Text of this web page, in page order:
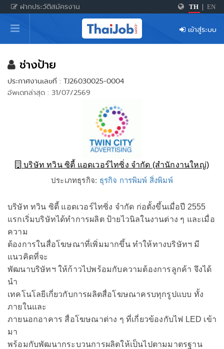
ฝากประวัติสมัครงาน TH EN
หน้าหลัก
ผู้สมัครงาน: เข้าสู่ระบบ
ฝากประวัติสมัครงาน
เกร็ดความรู้
สำหรับผู้ประกอบการ
เข้าสู่ระบบ
ช่างป้าย
ประกาศงานเลขที่ : TJ26030025-0004
อัพเดทล่าสุด : 31/07/2569
บริษัท ทวิน ซิตี้ แอดเวอร์ไทซิ่ง จำกัด (สำนักงานใหญ่)
ประเภทธุรกิจ: ธุรกิจ การพิมพ์ สิ่งพิมพ์
บริษัท ทวิน ซิตี้ แอดเวอร์ไทซิ่ง จำกัด ก่อตั้งขึ้นเมื่อปี 2555
แรกเริ่มบริษัทได้ทำการผลิต ป้ายไวนิลในงานต่าง ๆ และเมื่อ
ความ
ต้องการในสื่อโฆษณาที่เพิ่มมากขึ้น ทำให้ทางบริษัทฯ มี
แนวคิดที่จะ
พัฒนาบริษัทฯ ให้ก้าวไปพร้อมกับความต้องการลูกค้า จึงได้
นำ
เทคโนโลยีเกี่ยวกับการผลิตสื่อโฆษณาครบทุกรูปแบบ ทั้ง
ภายในและ
ภายนอกอาคาร สื่อโฆษณาต่าง ๆ ที่เกี่ยวข้องกับไฟ LED เข้า
มา
พร้อมกับพัฒนากระบวนการผลิตให้เป็นไปตามมาตรฐาน